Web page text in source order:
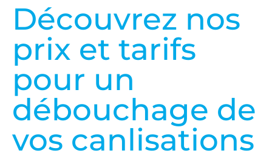
Découvrez nos
prix et tarifs
pour un
débouchage de
vos canlisations